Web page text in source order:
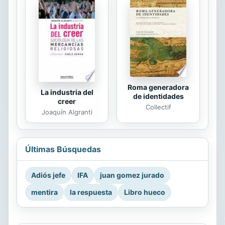
La industria del
creer
Joaquín Algranti
Roma generadora
de identidades
Collectif
Últimas Búsquedas
Adiós jefe IFA
juan gomez jurado
mentira
la respuesta Libro hueco